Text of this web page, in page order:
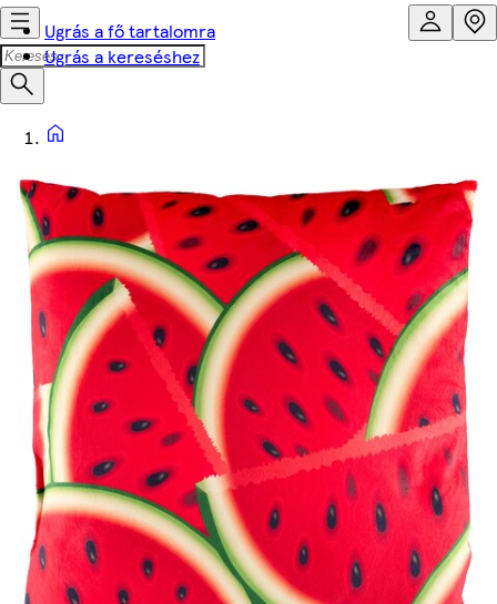
Ugrás a fő tartalomra
Ugrás a kereséshez